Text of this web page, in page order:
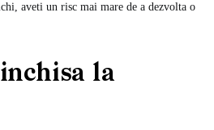
aveti un risc mai mare de a dezvolta o
la